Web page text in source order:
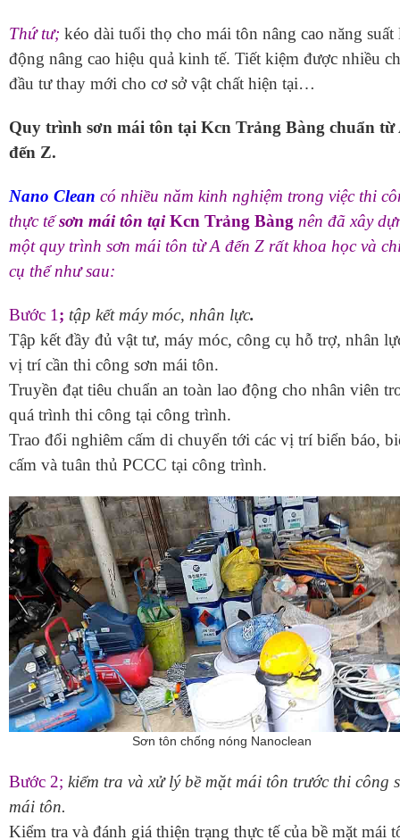
Thứ tư; kéo dài tuổi thọ cho mái tôn nâng cao năng suất
động nâng cao hiệu quả kinh tế. Tiết kiệm được nhiều
đầu tư thay mới cho cơ sở vật chất hiện tại…
Quy trình sơn mái tôn tại Kcn Trảng Bàng chuẩn từ
đến Z.
Nano Clean có nhiều năm kinh nghiệm trong việc thi
thực tếsơn mái tôn tạiKcn Trảng Bàng nên đã xây
một quy trình sơn mái tôn từ A đến Z rất khoa học và
cụ thể như sau:
Bước 1 ; tập kết máy móc, nhân lực.
Tập kết đầy đủ vật tư, máy móc, công cụ hỗ trợ, nhân
vị trí cần thi công sơn mái tôn.
Truyền đạt tiêu chuẩn an toàn lao động cho nhân viên
quá trình thi công tại công trình.
Trao đổi nghiêm cấm di chuyển tới các vị trí biển báo,
cấm và tuân thủ PCCC tại công trình.
Sơn tôn chống nóng Nanoclean
Bước 2; kiểm tra và xử lý bề mặt mái tôn trước thi công
mái tôn.
Kiểm tra và đánh giá thiện trạng thực tế của bề mặt mái